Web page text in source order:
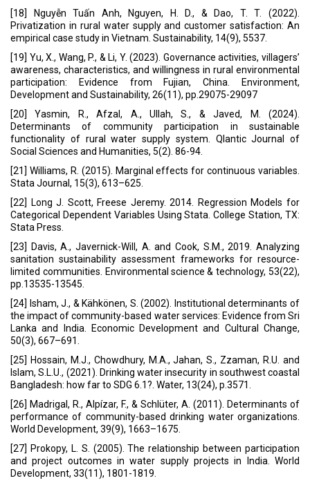
[18] Nguyễn Tuấn Anh, Nguyen, H. D., & Dao, T. T. (2022).
Privatization in rural water supply and customer satisfaction: An
empirical case study in Vietnam. Sustainability, 14(9), 5537.
[19] Yu, X., Wang, P., & Li, Y. (2023). Governance activities, villagers’
awareness, characteristics, and willingness in rural environmental
participation: Evidence from Fujian, China. Environment,
Development and Sustainability, 26(11), pp.29075-29097
[20] Yasmin, R., Afzal, A., Ullah, S., & Javed, M. (2024).
Determinants of community participation in sustainable
functionality of rural water supply system. Qlantic Journal of
Social Sciences and Humanities, 5(2). 86-94.
[21] Williams, R. (2015). Marginal effects for continuous variables.
Stata Journal, 15(3), 613–625.
[22] Long J. Scott, Freese Jeremy. 2014. Regression Models for
Categorical Dependent Variables Using Stata. College Station, TX:
Stata Press.
[23] Davis, A., Javernick-Will, A. and Cook, S.M., 2019. Analyzing
sanitation sustainability assessment frameworks for resource-
limited communities. Environmental science & technology, 53(22),
pp.13535-13545.
[24] Isham, J., & Kähkönen, S. (2002). Institutional determinants of
the impact of community-based water services: Evidence from Sri
Lanka and India. Economic Development and Cultural Change,
50(3), 667–691.
[25] Hossain, M.J., Chowdhury, M.A., Jahan, S., Zzaman, R.U. and
Islam, S.L.U., (2021). Drinking water insecurity in southwest coastal
Bangladesh: how far to SDG 6.1?. Water, 13(24), p.3571.
[26] Madrigal, R., Alpízar, F., & Schlüter, A. (2011). Determinants of
performance of community-based drinking water organizations.
World Development, 39(9), 1663–1675.
[27] Prokopy, L. S. (2005). The relationship between participation
and project outcomes in water supply projects in India. World
Development, 33(11), 1801-1819.